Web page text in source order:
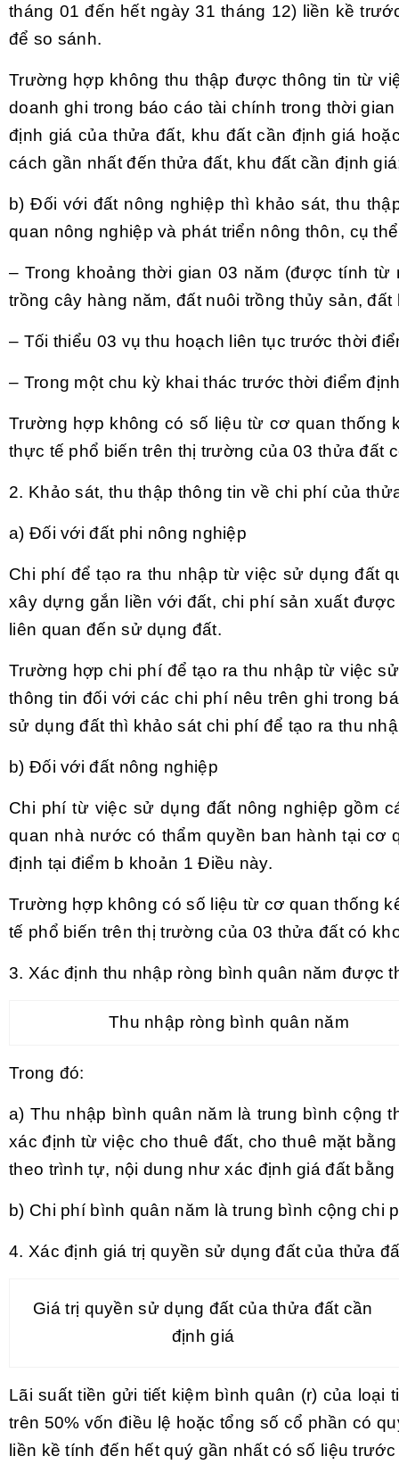
tháng 01 đến hết ngày 31 tháng 12) liền kề
để so sánh.
Trường hợp không thu thập được thông tin từ
doanh ghi trong báo cáo tài chính trong thời
định giá của thửa đất, khu đất cần định giá
cách gần nhất đến thửa đất, khu đất cần định
b) Đối với đất nông nghiệp thì khảo sát, thu
quan nông nghiệp và phát triển nông thôn, cụ
– Trong khoảng thời gian 03 năm (được tính
trồng cây hàng năm, đất nuôi trồng thủy sản,
– Tối thiểu 03 vụ thu hoạch liên tục trước thời
– Trong một chu kỳ khai thác trước thời điểm
Trường hợp không có số liệu từ cơ quan thống
thực tế phổ biến trên thị trường của 03 thửa đất
2. Khảo sát, thu thập thông tin về chi phí của
a) Đối với đất phi nông nghiệp
Chi phí để tạo ra thu nhập từ việc sử dụng đất
xây dựng gắn liền với đất, chi phí sản xuất
liên quan đến sử dụng đất.
Trường hợp chi phí để tạo ra thu nhập từ việc
thông tin đối với các chi phí nêu trên ghi trong
sử dụng đất thì khảo sát chi phí để tạo ra thu
b) Đối với đất nông nghiệp
Chi phí từ việc sử dụng đất nông nghiệp gồm
quan nhà nước có thẩm quyền ban hành tại cơ
định tại điểm b khoản 1 Điều này.
Trường hợp không có số liệu từ cơ quan thống
tế phổ biến trên thị trường của 03 thửa đất có
3. Xác định thu nhập ròng bình quân năm được
Thu nhập ròng bình quân năm
Trong đó:
a) Thu nhập bình quân năm là trung bình cộng
xác định từ việc cho thuê đất, cho thuê mặt
theo trình tự, nội dung như xác định giá đất
b) Chi phí bình quân năm là trung bình cộng
4. Xác định giá trị quyền sử dụng đất của thửa
Giá trị quyền sử dụng đất của thửa đất cần
định giá
Lãi suất tiền gửi tiết kiệm bình quân (r) của
trên 50% vốn điều lệ hoặc tổng số cổ phần có
liền kề tính đến hết quý gần nhất có số liệu